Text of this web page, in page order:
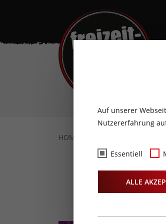
HOME
Auf unserer
Nutzererfahrung
Essentiell
ALLE